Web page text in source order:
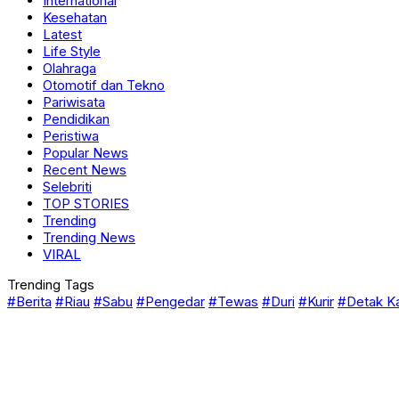
Kesehatan
Latest
Life Style
Olahraga
Otomotif dan Tekno
Pariwisata
Pendidikan
Peristiwa
Popular News
Recent News
Selebriti
TOP STORIES
Trending
Trending News
VIRAL
Trending Tags
#Berita #Riau #Sabu #Pengedar #Tewas #Duri #Kurir #Detak